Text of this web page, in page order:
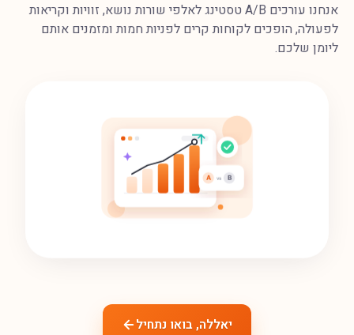
אנחנו עורכים A/B טסטינג לאלפי שורות נושא, זוויות וקריאות
לפעולה, הופכים לקוחות קרים לפניות חמות ומזמנים אותם
ליומן שלכם.
יאללה, בואו נתחיל